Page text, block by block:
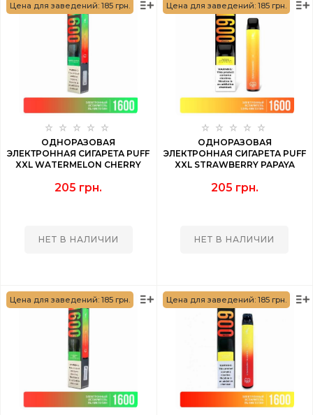
Цена для заведений: 185 грн.
ОДНОРАЗОВАЯ
ЭЛЕКТРОННАЯ СИГАРЕТА PUFF
XXL WATERMELON CHERRY
205 грн.
НЕТ В НАЛИЧИИ
Цена для заведений: 185 грн.
ОДНОРАЗОВАЯ
ЭЛЕКТРОННАЯ СИГАРЕТА PUFF
XXL STRAWBERRY PAPAYA
PUFF
205 грн.
НЕТ В НАЛИЧИИ
Цена для заведений: 185 грн. Цена для заведений: 185 грн.